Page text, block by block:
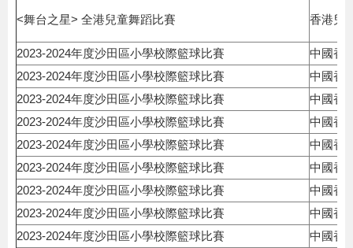
<舞台之星> 全港兒童舞蹈比賽 香港兒
2023-2024年度沙田區小學校際籃球比賽
中國香
2023-2024年度沙田區小學校際籃球比賽
中國香
2023-2024年度沙田區小學校際籃球比賽
中國香
2023-2024年度沙田區小學校際籃球比賽
中國香
2023-2024年度沙田區小學校際籃球比賽
中國香
2023-2024年度沙田區小學校際籃球比賽
中國香
2023-2024年度沙田區小學校際籃球比賽
中國香
2023-2024年度沙田區小學校際籃球比賽
中國香
2023-2024年度沙田區小學校際籃球比賽
中國香